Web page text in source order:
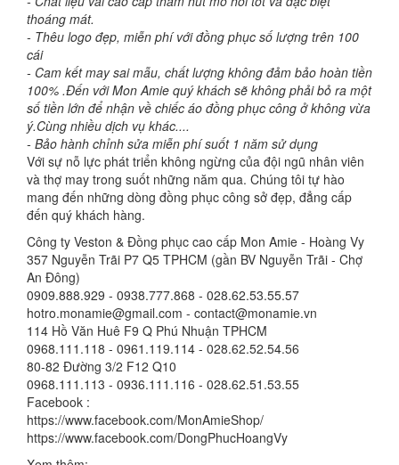
thoáng mát.
- Thêu logo đẹp, miễn phí với đồng phục số lượng trên 100
cái
- Cam kết may sai mẫu, chất lượng không đảm bảo hoàn tiền
100% .Đến với Mon Amie quý khách sẽ không phải bỏ ra một
số tiền lớn để nhận về chiếc áo đồng phục công ở không vừa
ý.Cùng nhiều dịch vụ khác....
- Bảo hành chỉnh sửa miễn phí suốt 1 năm sử dụng
Với sự nỗ lực phát triển không ngừng của đội ngũ nhân viên
và thợ may trong suốt những năm qua. Chúng tôi tự hào
mang đến những dòng đồng phục công sở đẹp, đẳng cấp
đến quý khách hàng.
Công ty Veston & Đồng phục cao cấp Mon Amie - Hoàng Vy
357 Nguyễn Trãi P7 Q5 TPHCM (gần BV Nguyễn Trãi - Chợ
An Đông)
0909.888.929 - 0938.777.868 - 028.62.53.55.57
hotro.monamie@gmail.com - contact@monamie.vn
114 Hồ Văn Huê F9 Q Phú Nhuận TPHCM
0968.111.118 - 0961.119.114 - 028.62.52.54.56
80-82 Đường 3/2 F12 Q10
0968.111.113 - 0936.111.116 - 028.62.51.53.55
Facebook :
https://www.facebook.com/MonAmieShop/
https://www.facebook.com/DongPhucHoangVy